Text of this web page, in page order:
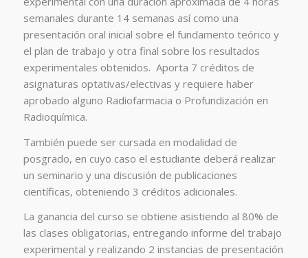
semanales durante 14 semanas así como una
presentación oral inicial sobre el fundamento teórico y
el plan de trabajo y otra final sobre los resultados
experimentales obtenidos. Aporta 7 créditos de
asignaturas optativas/electivas y requiere haber
aprobado alguno Radiofarmacia o Profundización en
Radioquímica.
También puede ser cursada en modalidad de
posgrado, en cuyo caso el estudiante deberá realizar
un seminario y una discusión de publicaciones
científicas, obteniendo 3 créditos adicionales.
La ganancia del curso se obtiene asistiendo al 80% de
las clases obligatorias, entregando informe del trabajo
experimental y realizando 2 instancias de presentación